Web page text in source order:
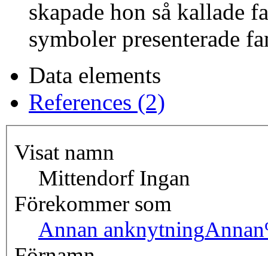
skapade hon så kallade
symboler presenterade
Data elements
References (2)
Visat namn
Mittendorf Ingan
Förekommer som
Annan anknytning